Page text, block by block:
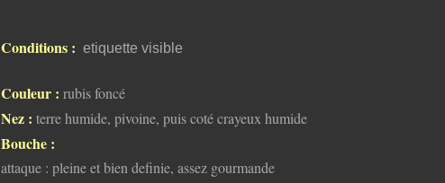
Conditions : etiquette visible
Couleur : rubis foncé
Nez : terre humide, pivoine, puis coté crayeux humide
Bouche :
attaque : pleine et bien definie, assez gourmande